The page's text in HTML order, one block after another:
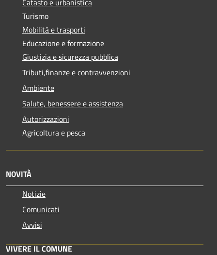
Catasto e urbanistica
Turismo
Mobilità e trasporti
Educazione e formazione
Giustizia e sicurezza pubblica
Tributi,finanze e contravvenzioni
Ambiente
Salute, benessere e assistenza
Autorizzazioni
Agricoltura e pesca
NOVITÀ
Notizie
Comunicati
Avvisi
VIVERE IL COMUNE